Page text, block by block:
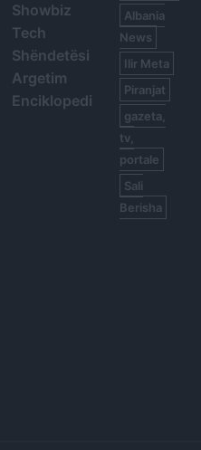
Showbiz
Tech
Shëndetësi
Argetim
Enciklopedi
Albania
News
Ilir Meta
Piranjat
gazeta,
tv,
portale
Sali
Berisha